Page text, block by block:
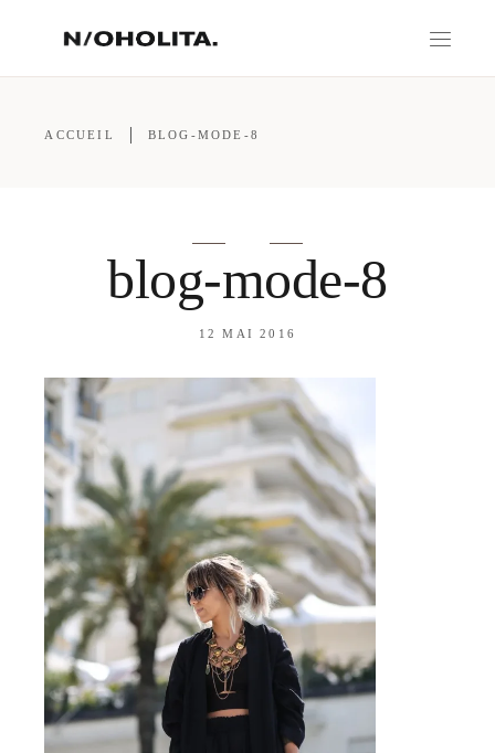
ACCUEIL BLOG-MODE-8
blog-mode-8
12 MAI 2016